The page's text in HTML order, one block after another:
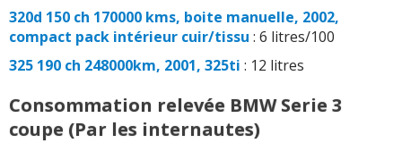
320d 150 ch 170000 kms, boite manuelle, 2002,
compact pack intérieur cuir/tissu : 6 litres/100
325 190 ch 248000km, 2001, 325ti : 12 litres
Consommation relevée BMW Serie 3
coupe (Par les internautes)